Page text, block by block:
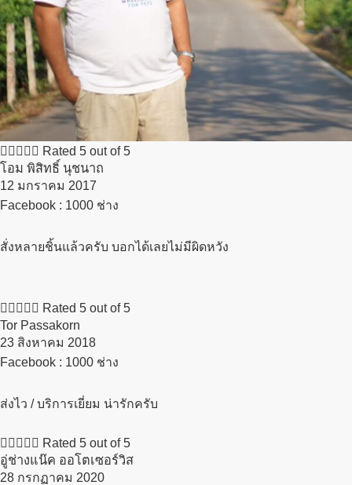
     Rated 5 out of 5
โอม พิสิทธิ์ นุชนาถ
12 มกราคม 2017​
Facebook : 1000 ช่าง
สั่งหลายชิ้นแล้วครับ บอกได้เลยไม่มีผิดหวัง
     Rated 5 out of 5
Tor Passakorn
23 สิงหาคม 2018​
Facebook : 1000 ช่าง
ส่งไว / บริการเยี่ยม น่ารักครับ
     Rated 5 out of 5
อู่ช่างแน๊ค ออโตเซอร์วิส
28 กรกฏาคม 2020​